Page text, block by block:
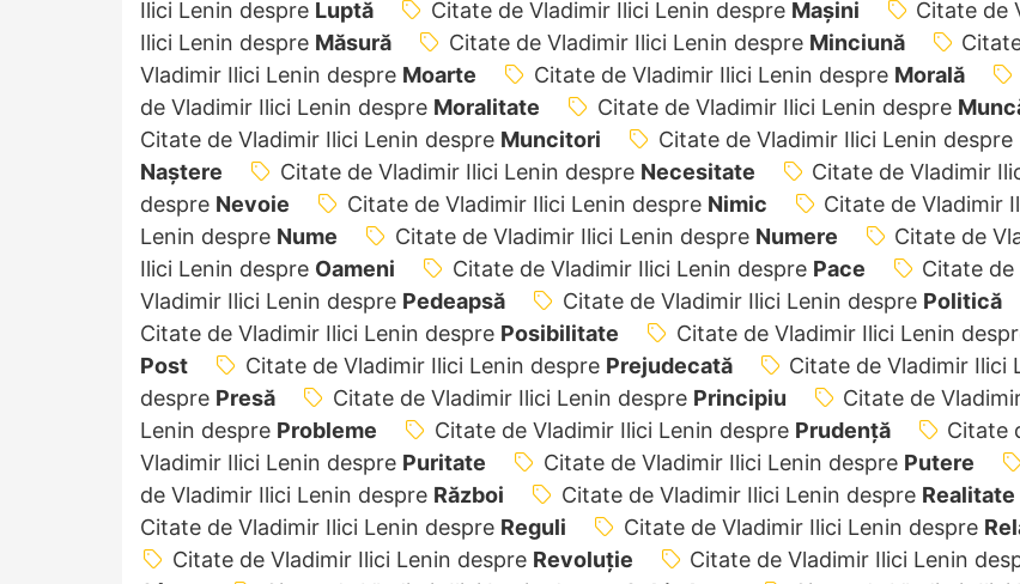
Ilici Lenin despre Luptă Citate de Vladimir Ilici Lenin despre Mașini
Citate de
Ilici Lenin despre Măsură Citate de Vladimir Ilici Lenin despre Minciună
Vladimir Ilici Lenin despre Moarte Citate de Vladimir Ilici Lenin despre Morală
de Vladimir Ilici Lenin despre Moralitate Citate de Vladimir Ilici Lenin despre
Citate de Vladimir Ilici Lenin despre Muncitori
Citate de Vladimir Ilici Lenin despre
Naștere
Citate de Vladimir Ilici Lenin despre Necesitate
Citate de Vladimir
despre Nevoie Citate de Vladimir Ilici Lenin despre Nimic
Citate de Vladimir
Lenin despre Nume Citate de Vladimir Ilici Lenin despre Numere
Citate de
Ilici Lenin despre Oameni Citate de Vladimir Ilici Lenin despre Pace
Citate de
Vladimir Ilici Lenin despre Pedeapsă Citate de Vladimir Ilici Lenin despre Politică
Citate de Vladimir Ilici Lenin despre Posibilitate
Citate de Vladimir Ilici Lenin
Post
Citate de Vladimir Ilici Lenin despre Prejudecată
Citate de Vladimir Ilici
despre Presă Citate de Vladimir Ilici Lenin despre Principiu
Citate de
Lenin despre Probleme Citate de Vladimir Ilici Lenin despre Prudență
Citate
Vladimir Ilici Lenin despre Puritate Citate de Vladimir Ilici Lenin despre Putere
de Vladimir Ilici Lenin despre Război Citate de Vladimir Ilici Lenin despre Realitate
Citate de Vladimir Ilici Lenin despre Reguli Citate de Vladimir Ilici Lenin despre
Citate de Vladimir Ilici Lenin despre Revoluție
Citate de Vladimir Ilici Lenin